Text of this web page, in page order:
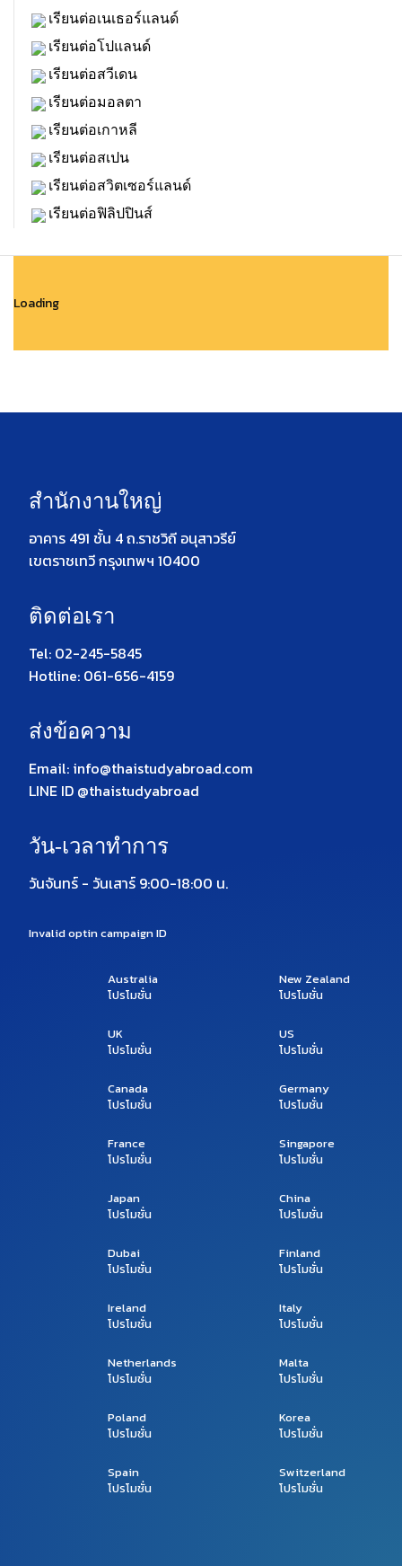
เรียนต่อเนเธอร์แลนด์
เรียนต่อโปแลนด์
เรียนต่อสวีเดน
เรียนต่อมอลตา
เรียนต่อเกาหลี
เรียนต่อสเปน
เรียนต่อสวิตเซอร์แลนด์
เรียนต่อฟิลิปปินส์
Loading
สำนักงานใหญ่
อาคาร 491 ชั้น 4 ถ.ราชวิถี อนุสาวรีย์
เขตราชเทวี กรุงเทพฯ 10400
ติดต่อเรา
Tel: 02-245-5845
Hotline: 061-656-4159
ส่งข้อความ
Email: info@thaistudyabroad.com
LINE ID @thaistudyabroad
วัน-เวลาทำการ
วันจันทร์ - วันเสาร์ 9:00-18:00 น.
Invalid optin campaign ID
Australia
โปรโมชั่น
New Zealand
โปรโมชั่น
UK
โปรโมชั่น
US
โปรโมชั่น
Canada
โปรโมชั่น
Germany
โปรโมชั่น
France
โปรโมชั่น
Singapore
โปรโมชั่น
Japan
โปรโมชั่น
China
โปรโมชั่น
Dubai
โปรโมชั่น
Finland
โปรโมชั่น
Ireland
โปรโมชั่น
Italy
โปรโมชั่น
Netherlands
โปรโมชั่น
Malta
โปรโมชั่น
Poland
โปรโมชั่น
Korea
โปรโมชั่น
Spain
โปรโมชั่น
Switzerland
โปรโมชั่น